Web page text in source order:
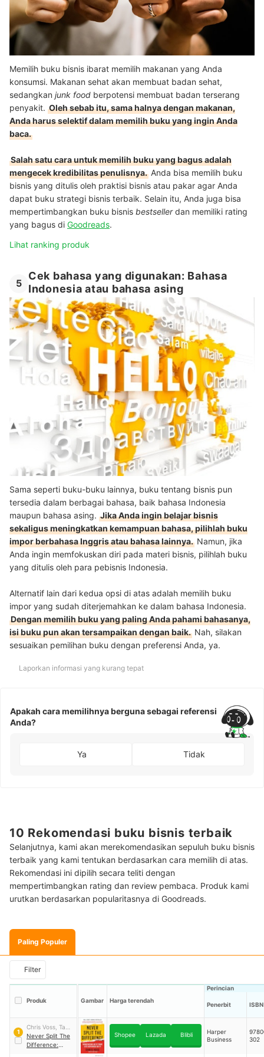
Memilih buku bisnis ibarat memilih makanan yang Anda
konsumsi. Makanan sehat akan membuat badan sehat,
sedangkan junk food berpotensi membuat badan terserang
penyakit. Oleh sebab itu, sama halnya dengan makanan,
Anda harus selektif dalam memilih buku yang ingin Anda
baca.
Salah satu cara untuk memilih buku yang bagus adalah
mengecek kredibilitas penulisnya. Anda bisa memilih buku
bisnis yang ditulis oleh praktisi bisnis atau pakar agar Anda
dapat buku strategi bisnis terbaik. Selain itu, Anda juga bisa
mempertimbangkan buku bisnis bestsellerdan memiliki rating
yang bagus di Goodreads.
Lihat ranking produk
5
Cek bahasa yang digunakan: Bahasa
Indonesia atau bahasa asing
Sama seperti buku-buku lainnya, buku tentang bisnis pun
tersedia dalam berbagai bahasa, baik bahasa Indonesia
maupun bahasa asing. Jika Anda ingin belajar bisnis
sekaligus meningkatkan kemampuan bahasa, pilihlah buku
impor berbahasa Inggris atau bahasa lainnya. Namun, jika
Anda ingin memfokuskan diri pada materi bisnis, pilihlah buku
yang ditulis oleh para pebisnis Indonesia.
Alternatif lain dari kedua opsi di atas adalah memilih buku
impor yang sudah diterjemahkan ke dalam bahasa Indonesia.
Dengan memilih buku yang paling Anda pahami bahasanya,
isi buku pun akan tersampaikan dengan baik. Nah, silakan
sesuaikan pemilihan buku dengan preferensi Anda, ya.
Laporkan informasi yang kurang tepat
Apakah cara memilihnya berguna sebagai referensi
Anda?
Ya Tidak
10 Rekomendasi buku bisnis terbaik
Selanjutnya, kami akan merekomendasikan sepuluh buku bisnis
terbaik yang kami tentukan berdasarkan cara memilih di atas.
Rekomendasi ini dipilih secara teliti dengan
mempertimbangkan rating dan review pembaca. Produk kami
urutkan berdasarkan popularitasnya di Goodreads.
Paling Populer
Filter
Produk Gambar Harga terendah
Perincian
Penerbit ISBN
1
Chris Voss, Tahl
Raz
Never Split The
Difference:
Shopee Lazada Blibli
Harper
Business
302